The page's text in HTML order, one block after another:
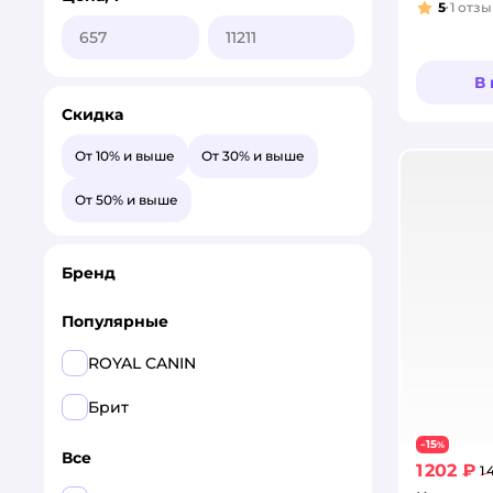
5 1
В
−15%
1 202 ₽ 1
Скидка
От 10% и выше От 30% и выше
От 50% и выше
Бренд
Популярные
ROYAL CANIN
Брит
Все